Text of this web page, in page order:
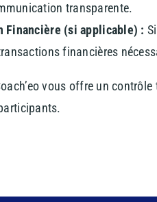
transparente.
Financière (si applicable) :
financières
vous offre un